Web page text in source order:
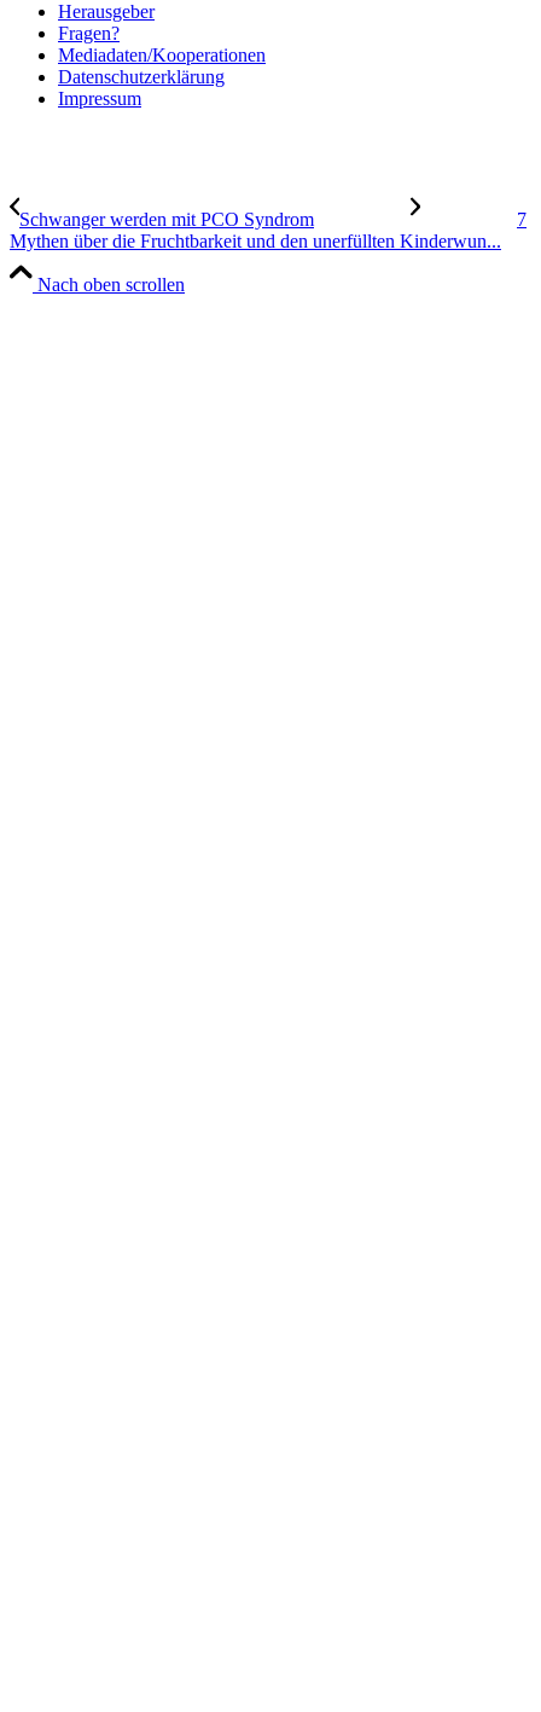
Her­aus­ge­ber
Fra­gen?
Mediadaten/Kooperationen
Daten­schutz­er­klä­rung
Impres­sum
Schwan­ger wer­den mit PCO Syn­drom
7
Mythen über die Frucht­bar­keit und den uner­füll­ten Kin­der­wun...
Nach oben scrollen